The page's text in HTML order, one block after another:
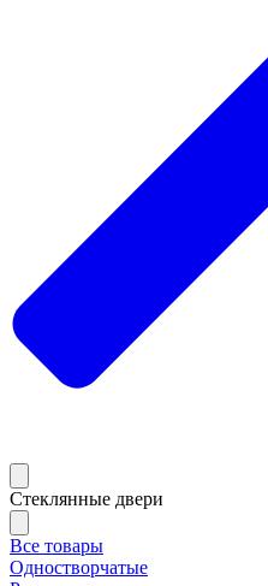
Стеклянные двери
Все товары
Одностворчатые